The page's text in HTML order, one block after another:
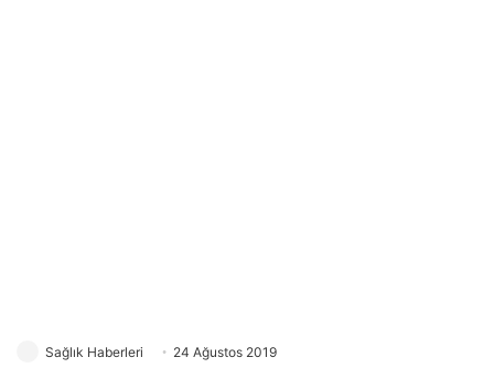
Sağlık Haberleri 24 Ağustos 2019